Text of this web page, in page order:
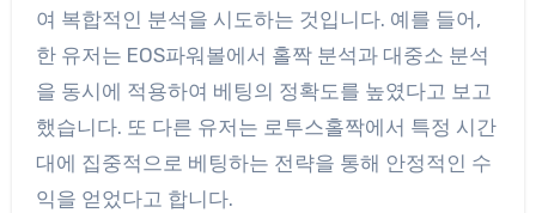
여 복합적인 분석을 시도하는 것입니다. 예를 들어,
한 유저는 EOS파워볼에서 홀짝 분석과 대중소 분석
을 동시에 적용하여 베팅의 정확도를 높였다고 보고
했습니다. 또 다른 유저는 로투스홀짝에서 특정 시간
대에 집중적으로 베팅하는 전략을 통해 안정적인 수
익을 얻었다고 합니다.